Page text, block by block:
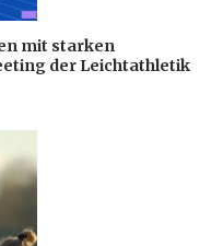
mit starken
der Leichtathletik